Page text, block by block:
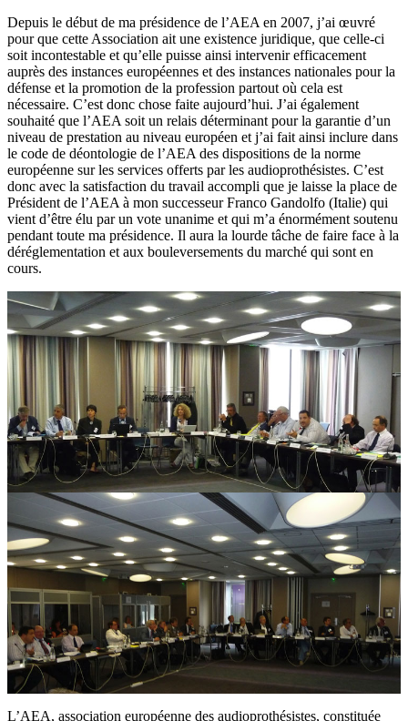
Depuis le début de ma présidence de l’AEA en 2007, j’ai œuvré
pour que cette Association ait une existence juridique, que celle-ci
soit incontestable et qu’elle puisse ainsi intervenir efficacement
auprès des instances européennes et des instances nationales pour la
défense et la promotion de la profession partout où cela est
nécessaire. C’est donc chose faite aujourd’hui. J’ai également
souhaité que l’AEA soit un relais déterminant pour la garantie d’un
niveau de prestation au niveau européen et j’ai fait ainsi inclure dans
le code de déontologie de l’AEA des dispositions de la norme
européenne sur les services offerts par les audioprothésistes. C’est
donc avec la satisfaction du travail accompli que je laisse la place de
Président de l’AEA à mon successeur Franco Gandolfo (Italie) qui
vient d’être élu par un vote unanime et qui m’a énormément soutenu
pendant toute ma présidence. Il aura la lourde tâche de faire face à la
déréglementation et aux bouleversements du marché qui sont en
cours.
L’AEA, association européenne des audioprothésistes, constituée